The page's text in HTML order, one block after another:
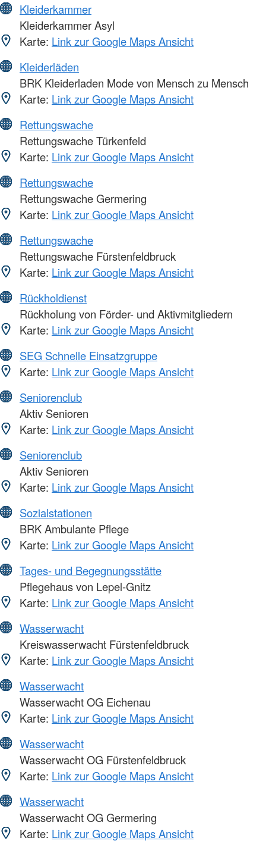
Kleiderkammer
Kleiderkammer Asyl
Karte: Link zur Google Maps Ansicht
Kleiderläden
BRK Kleiderladen Mode von Mensch zu Mensch
Karte: Link zur Google Maps Ansicht
Rettungswache
Rettungswache Türkenfeld
Karte: Link zur Google Maps Ansicht
Rettungswache
Rettungswache Germering
Karte: Link zur Google Maps Ansicht
Rettungswache
Rettungswache Fürstenfeldbruck
Karte: Link zur Google Maps Ansicht
Rückholdienst
Rückholung von Förder- und Aktivmitgliedern
Karte: Link zur Google Maps Ansicht
SEG Schnelle Einsatzgruppe
Karte: Link zur Google Maps Ansicht
Seniorenclub
Aktiv Senioren
Karte: Link zur Google Maps Ansicht
Seniorenclub
Aktiv Senioren
Karte: Link zur Google Maps Ansicht
Sozialstationen
BRK Ambulante Pflege
Karte: Link zur Google Maps Ansicht
Tages- und Begegnungsstätte
Pflegehaus von Lepel-Gnitz
Karte: Link zur Google Maps Ansicht
Wasserwacht
Kreiswasserwacht Fürstenfeldbruck
Karte: Link zur Google Maps Ansicht
Wasserwacht
Wasserwacht OG Eichenau
Karte: Link zur Google Maps Ansicht
Wasserwacht
Wasserwacht OG Fürstenfeldbruck
Karte: Link zur Google Maps Ansicht
Wasserwacht
Wasserwacht OG Germering
Karte: Link zur Google Maps Ansicht